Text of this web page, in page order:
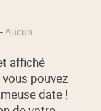
-Aucun
affiché
pouvez
date !